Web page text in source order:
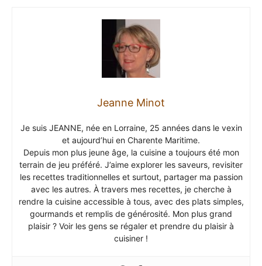
Jeanne Minot
Je suis JEANNE, née en Lorraine, 25 années dans le vexin
et aujourd’hui en Charente Maritime.
Depuis mon plus jeune âge, la cuisine a toujours été mon
terrain de jeu préféré. J’aime explorer les saveurs, revisiter
les recettes traditionnelles et surtout, partager ma passion
avec les autres. À travers mes recettes, je cherche à
rendre la cuisine accessible à tous, avec des plats simples,
gourmands et remplis de générosité. Mon plus grand
plaisir ? Voir les gens se régaler et prendre du plaisir à
cuisiner !